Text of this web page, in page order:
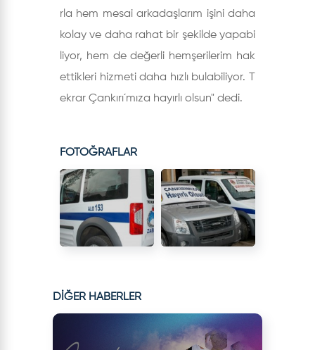
rla hem mesai arkadaşlarım işini daha
kolay ve daha rahat bir şekilde yapabi
liyor, hem de değerli hemşerilerim hak
ettikleri hizmeti daha hızlı bulabiliyor. T
ekrar Çankırı´mıza hayırlı olsun" dedi.
FOTOĞRAFLAR
DİĞER HABERLER